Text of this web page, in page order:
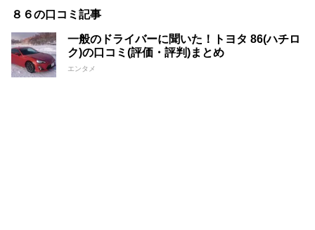
８６の口コミ記事
一般のドライバーに聞いた！トヨタ 86(ハチロ
ク)の口コミ(評価・評判)まとめ
エンタメ